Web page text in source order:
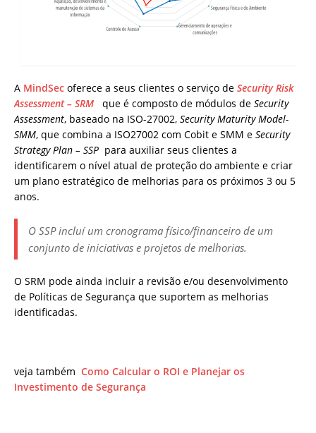
A MindSec oferece a seus clientes o serviço de Security Risk
Assessment – SRM
que é composto de módulos de Security
Assessment, baseado na ISO-27002, Security Maturity Model-
SMM, que combina a ISO27002 com Cobit e SMM e Security
Strategy Plan – SSP para auxiliar seus clientes a
identificarem o nível atual de proteção do ambiente e criar
um plano estratégico de melhorias para os próximos 3 ou 5
anos.
O SSP incluí um cronograma físico/financeiro de um
conjunto de iniciativas e projetos de melhorias.
O SRM pode ainda incluir a revisão e/ou desenvolvimento
de Políticas de Segurança que suportem as melhorias
identificadas.
veja também Como Calcular o ROI e Planejar os
Investimento de Segurança